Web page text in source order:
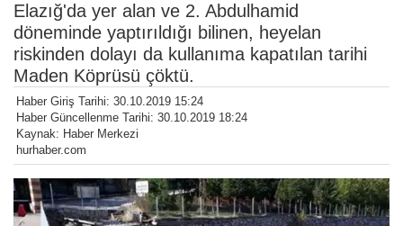
Elazığ'da yer alan ve 2. Abdulhamid
döneminde yaptırıldığı bilinen, heyelan
riskinden dolayı da kullanıma kapatılan tarihi
Maden Köprüsü çöktü.
Haber Giriş Tarihi: 30.10.2019 15:24
Haber Güncellenme Tarihi: 30.10.2019 18:24
Kaynak: Haber Merkezi
hurhaber.com